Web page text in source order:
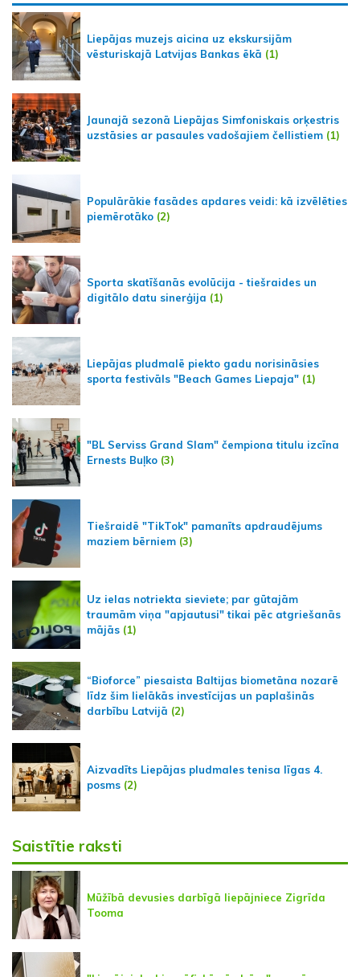
Liepājas muzejs aicina uz ekskursijām
vēsturiskajā Latvijas Bankas ēkā (1)
Jaunajā sezonā Liepājas Simfoniskais orķestris
uzstāsies ar pasaules vadošajiem čellistiem (1)
Populārākie fasādes apdares veidi: kā izvēlēties
piemērotāko (2)
Sporta skatīšanās evolūcija - tiešraides un
digitālo datu sinerģija (1)
Liepājas pludmalē piekto gadu norisināsies
sporta festivāls "Beach Games Liepaja" (1)
"BL Serviss Grand Slam" čempiona titulu izcīna
Ernests Buļko (3)
Tiešraidē "TikTok" pamanīts apdraudējums
maziem bērniem (3)
Uz ielas notriekta sieviete; par gūtajām
traumām viņa "apjautusi" tikai pēc atgriešanās
mājās (1)
“Bioforce” piesaista Baltijas biometāna nozarē
līdz šim lielākās investīcijas un paplašinās
darbību Latvijā (2)
Aizvadīts Liepājas pludmales tenisa līgas 4.
posms (2)
Saistītie raksti
Mūžībā devusies darbīgā liepājniece Zigrīda
Tooma